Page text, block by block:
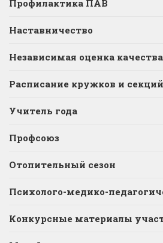
Профилактика ПАВ
Наставничество
Независимая оценка
Расписание кружков и секций
Учитель года
Профсоюз
Отопительный сезон
Психолого-медико-
Конкурсные материалы